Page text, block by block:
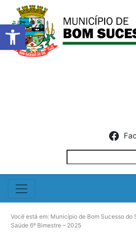
Barra de
Você está em: Município de Bom Sucesso do
Saúde 6º Bimestre – 2025